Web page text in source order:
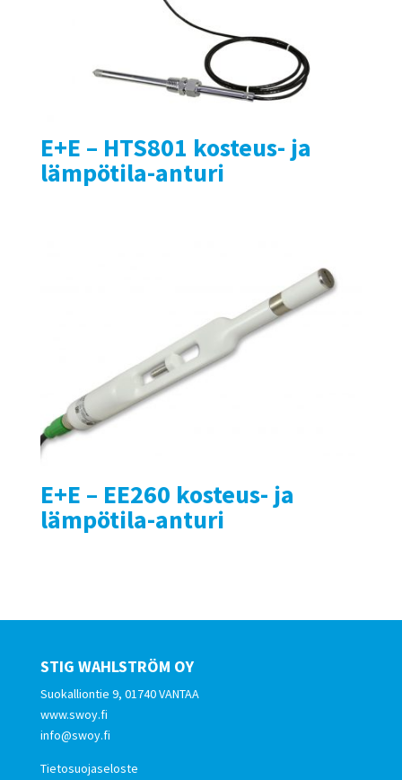
E+E – HTS801 kosteus- ja
lämpötila-anturi
E+E – EE260 kosteus- ja
lämpötila-anturi
STIG WAHLSTRÖM OY
Suokalliontie 9, 01740 VANTAA
www.swoy.fi
info@swoy.fi
Tietosuojaseloste